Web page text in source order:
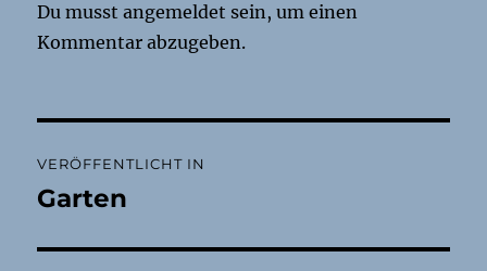
Du musstangemeldet sein, um einen
Kommentar abzugeben.
VERÖFFENTLICHT IN
Garten